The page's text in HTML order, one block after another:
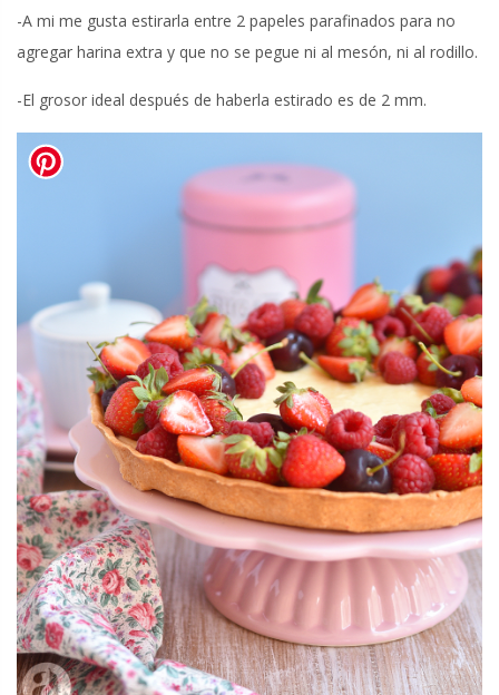
-A mi me gusta estirarla entre 2 papeles parafinados para no
agregar harina extra y que no se pegue ni al mesón, ni al rodillo.
-El grosor ideal después de haberla estirado es de 2 mm.